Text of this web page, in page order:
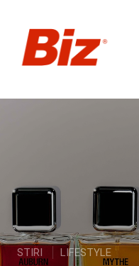
STIRI LIFESTYLE